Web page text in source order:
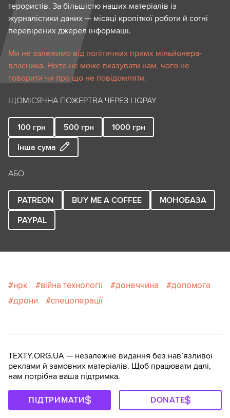
терористів. За більшістю наших матеріалів із
журналістики даних — місяці кропіткої роботи й сотні
перевірених джерел інформації.
Ми не залежимо від політичних примх мільйонера-
власника. Ніхто не може вказувати нам, чого не
говорити чи про що не повідомляти.
ЩОМІСЯЧНА ПОЖЕРТВА ЧЕРЕЗ LIQPAY
100 грн 500 грн 1000 грн
Інша сума
АБО
PATREON BUY ME A COFFEE
МОНОБАЗА
PAYPAL
нрк війна технології донеччина
допомога
дрони
спецоперації
TEXTY.ORG.UA — незалежне видання без навʼязливої
реклами й замовних матеріалів. Щоб працювати далі,
нам потрібна ваша підтримка.
ПІДТРИМАТИ DONATE